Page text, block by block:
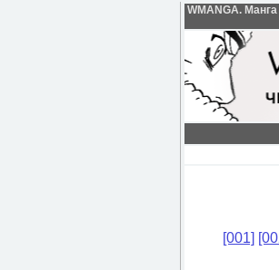
WMANGA.
[001]